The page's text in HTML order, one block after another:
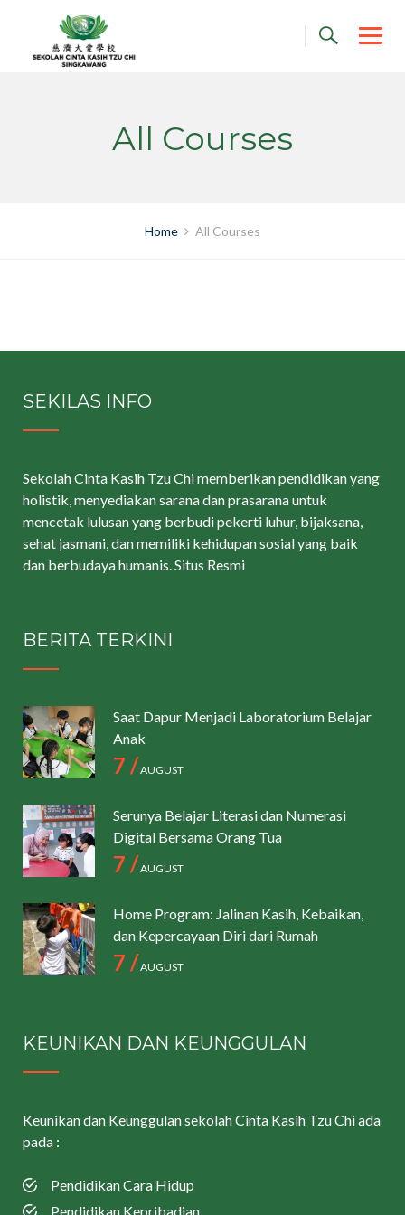
content
All Courses
Home All Courses
SEKILAS INFO
Sekolah Cinta Kasih Tzu Chi memberikan pendidikan yang
holistik, menyediakan sarana dan prasarana untuk
mencetak lulusan yang berbudi pekerti luhur, bijaksana,
sehat jasmani, dan memiliki kehidupan sosial yang baik
dan berbudaya humanis.Situs Resmi
BERITA TERKINI
Saat Dapur Menjadi Laboratorium Belajar
Anak
7 /AUGUST
Serunya Belajar Literasi dan Numerasi
Digital Bersama Orang Tua
7 /AUGUST
Home Program: Jalinan Kasih, Kebaikan,
dan Kepercayaan Diri dari Rumah
7 /AUGUST
KEUNIKAN DAN KEUNGGULAN
Keunikan dan Keunggulan sekolah Cinta Kasih Tzu Chi ada
pada :
Pendidikan Cara Hidup
Pendidikan Kepribadian